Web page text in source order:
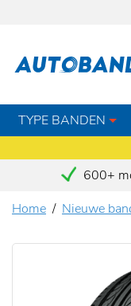
TYPE BANDEN
600+
Home
Nieuwe